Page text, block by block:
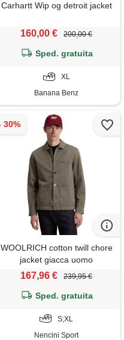
Carhartt Wip og detroit jacket
160,00 € 200,00 €
Sped. gratuita
XL
Banana Benz
WOOLRICH cotton twill chore
jacket giacca uomo
167,96 € 239,95 €
Sped. gratuita
S;XL
Nencini Sport